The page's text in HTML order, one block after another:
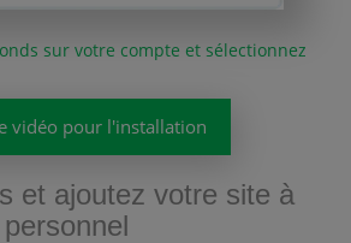
sur votre compte et sélectionnez
vidéo pour l'installation
et ajoutez votre site à